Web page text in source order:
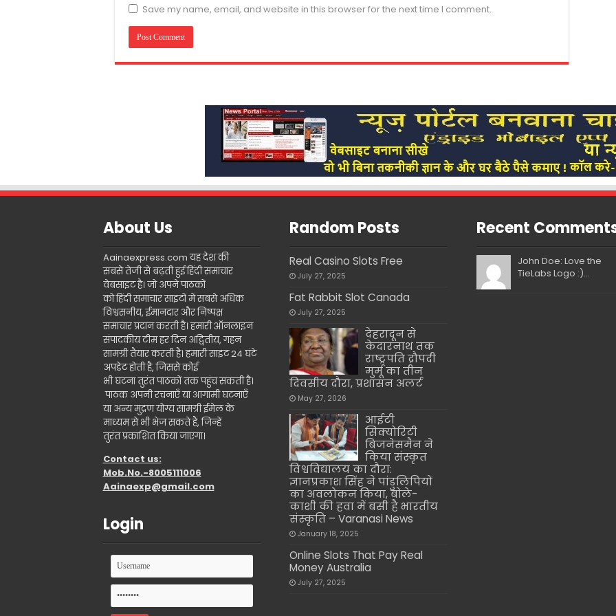
Save my name, email, and website in this browser for the next time I comment.
About Us
Aainaexpress.com यह देश की
सबसे तेजी से बढ़ती हुई हिंदी समाचार
वेबसाइट है। जो अपने पाठकों
को हिंदी समाचार साइटों में सबसे अधिक
विश्वसनीय, ईमानदार और निष्पक्ष
समाचार प्रदान करती है। हमारी ऑनलाइन
संपादकीय टीम हर दिन अद्वितीय, गहन
सामग्री तैयार करती है। हमारी साइट 24 घंटे
अपडेट होती है, जिससे कोई
भी घटना तुरंत पाठकों तक पहुंच सकती है।
पाठक अपनी रचनाएँ या आगामी घटनाएँ
या अन्य मुद्रण योग्य सामग्री ईमेल के
माध्यम से भी भेज सकते हैं, जिन्हें
तुरंत प्रकाशित किया जाएगा।
Contact us:
Mob.No.-8005111006
Aainaexp@gmail.com
Login
Random Posts
Real Casino Slots Free
July 27, 2025
Fat Rabbit Slot Canada
July 27, 2025
देहरादून से
केदारनाथ तक
राष्ट्रपति द्रौपदी
मुर्मू का तीन
दिवसीय दौरा, प्रशासन अलर्ट
May 27, 2026
आईटी
सिक्योरिटी
बिजनेसमैन ने
किया संस्कृत
विश्वविद्यालय का दौरा:
ज्ञानप्रकाश सिंह ने पांडुलिपियों
का अवलोकन किया, बोले-
काशी की हवा में बसी है भारतीय
संस्कृति – Varanasi News
January 18, 2025
Online Slots That Pay Real
Money Australia
July 27, 2025
Recent
John Doe: Love the
TieLabs Logo :)...